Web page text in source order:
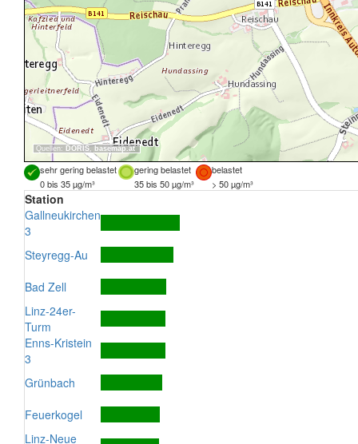
Quellen: DORIS, basemap.at
sehr gering belastet gering belastet
belastet
0 bis 35 µg/m³
35 bis 50 µg/m³ > 50 µg/m³
Station
Gallneukirchen
3
Steyregg-Au
Bad Zell
Linz-24er-
Turm
Enns-Kristein
3
Grünbach
Feuerkogel
Linz-Neue